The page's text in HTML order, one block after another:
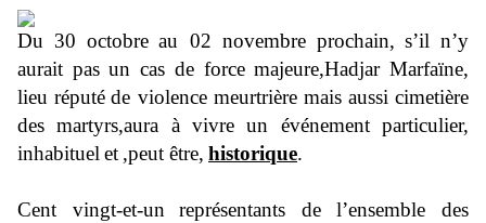
Du 30 octobre au 02 novembre prochain, s’il n’y
aurait pas un cas de force majeure,Hadjar Marfaïne,
lieu réputé de violence meurtrière mais aussi cimetière
des martyrs,aura à vivre un événement particulier,
inhabituel et ,peut être, historique.
Cent vingt-et-un
représentants de l’ensemble des